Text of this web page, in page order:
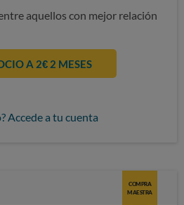
aquellos con mejor relación
A 2€ 2 MESES
Accede a tu cuenta
COMPRA
MAESTRA